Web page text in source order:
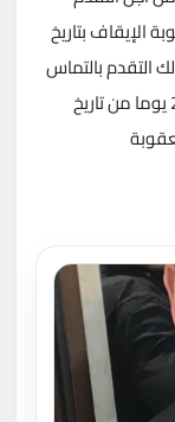
الإيقاف بتاريخ
التقدم بالتماس
لدى المحكمة الرياضية الدولية "كاس" خلال 21 يوما من تاريخ